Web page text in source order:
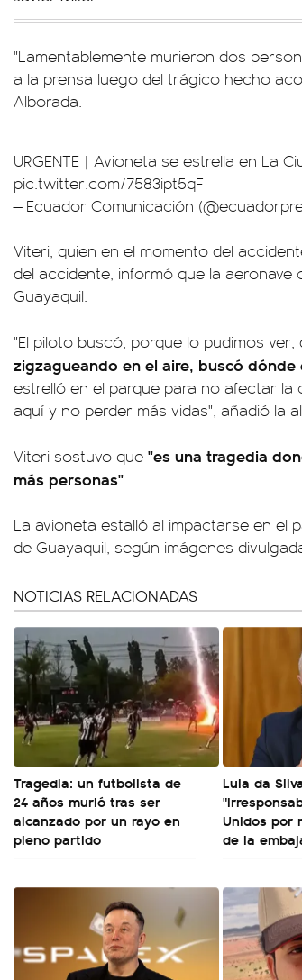
"Lamentablemente murieron dos
a la prensa luego del trágico hecho
Alborada.
URGENTE | Avioneta se estrella en La
pic.twitter.com/7583ipt5qF
— Ecuador Comunicación
Viteri, quien en el momento del
del accidente, informó que la
Guayaquil.
"El piloto buscó, porque lo pudimos
zigzagueando en el aire, buscó
estrelló en el parque para no afectar
aquí y no perder más vidas", añadió la
Viteri sostuvo que "es una tragedia
más personas".
La avioneta estalló al impactarse en el
de Guayaquil, según imágenes
NOTICIAS RELACIONADAS
Tragedia: un futbolista de
24 años murió tras ser
alcanzado por un rayo en
pleno partido
Lula da
Unidos por
de la